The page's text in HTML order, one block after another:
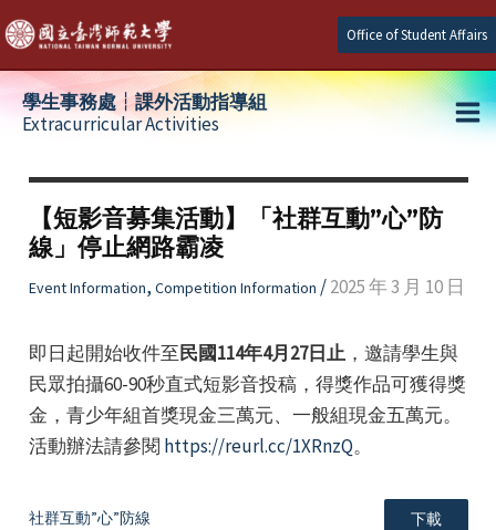
Skip
to
content
Office of Student Affairs
學生事務處┆課外活動指導組
Extracurricular Activities
【短影音募集活動】「社群互動”心”防
線」停止網路霸凌
Event Information, Competition Information /2025 年 3 月 10 日
即日起開始收件至民國114年4月27日止，邀請學生與
民眾拍攝60-90秒直式短影音投稿，得獎作品可獲得獎
金，青少年組首獎現金三萬元、一般組現金五萬元。
活動辦法請參閱 https://reurl.cc/1XRnzQ。
社群互動”心”防線 下載